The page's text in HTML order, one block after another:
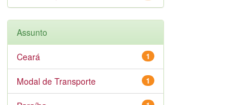
Assunto
1
Ceará
1
Modal de Transporte